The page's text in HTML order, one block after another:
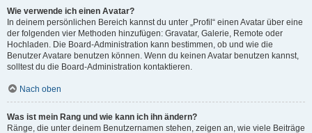
Wie verwende ich einen Avatar?
In deinem persönlichen Bereich kannst du unter „Profil“ einen Avatar über eine
der folgenden vier Methoden hinzufügen: Gravatar, Galerie, Remote oder
Hochladen. Die Board-Administration kann bestimmen, ob und wie die
Benutzer Avatare benutzen können. Wenn du keinen Avatar benutzen kannst,
solltest du die Board-Administration kontaktieren.
Nach oben
Was ist mein Rang und wie kann ich ihn ändern?
Ränge, die unter deinem Benutzernamen stehen, zeigen an, wie viele Beiträge